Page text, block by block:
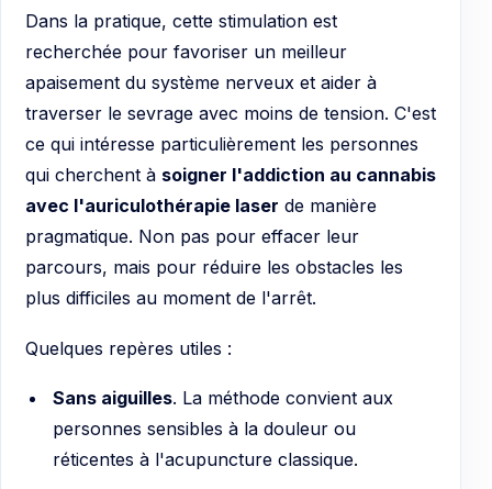
Dans la pratique, cette stimulation est
recherchée pour favoriser un meilleur
apaisement du système nerveux et aider à
traverser le sevrage avec moins de tension. C'est
ce qui intéresse particulièrement les personnes
qui cherchent à soigner l'addiction au cannabis
avec l'auriculothérapie laser de manière
pragmatique. Non pas pour effacer leur
parcours, mais pour réduire les obstacles les
plus difficiles au moment de l'arrêt.
Quelques repères utiles :
Sans aiguilles. La méthode convient aux
personnes sensibles à la douleur ou
réticentes à l'acupuncture classique.